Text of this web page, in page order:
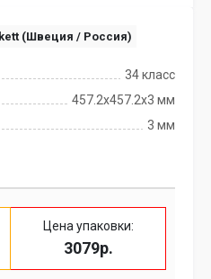
(Швеция / Россия)
34 класс
457.2x457.2х3 мм
3 мм
Цена упаковки:
3079р.